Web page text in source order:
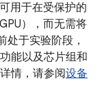
用于在受保护的
），而无需将
处于实验阶段，
能以及芯片组和
情，请参阅设备